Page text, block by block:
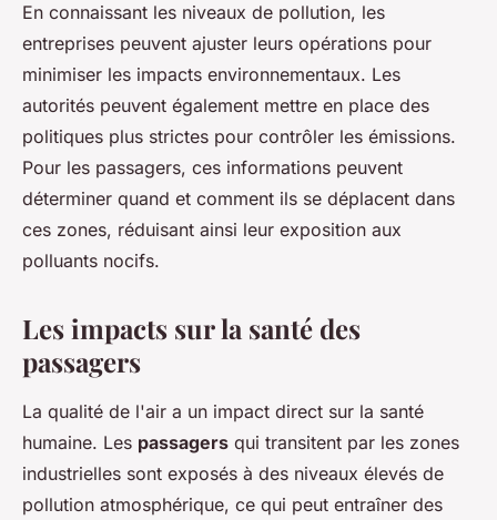
En connaissant les niveaux de pollution, les
entreprises peuvent ajuster leurs opérations pour
minimiser les impacts environnementaux. Les
autorités peuvent également mettre en place des
politiques plus strictes pour contrôler les émissions.
Pour les passagers, ces informations peuvent
déterminer quand et comment ils se déplacent dans
ces zones, réduisant ainsi leur exposition aux
polluants nocifs.
Les impacts sur la santé des
passagers
La qualité de l'air a un impact direct sur la santé
humaine. Les passagers qui transitent par les zones
industrielles sont exposés à des niveaux élevés de
pollution atmosphérique, ce qui peut entraîner des